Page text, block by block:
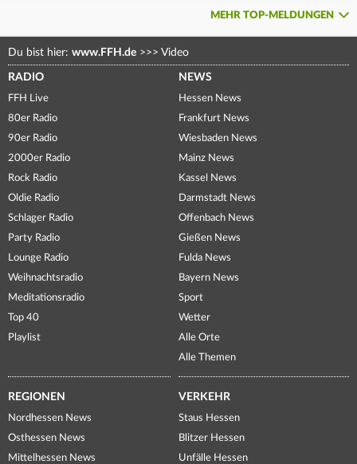
MEHR TOP-MELDUNGEN
Du bist hier: www.FFH.de >>> Video
RADIO
FFH Live
80er Radio
90er Radio
2000er Radio
Rock Radio
Oldie Radio
Schlager Radio
Party Radio
Lounge Radio
Weihnachtsradio
Meditationsradio
Top 40
Playlist
NEWS
Hessen News
Frankfurt News
Wiesbaden News
Mainz News
Kassel News
Darmstadt News
Offenbach News
Gießen News
Fulda News
Bayern News
Sport
Wetter
Alle Orte
Alle Themen
REGIONEN
Nordhessen News
Osthessen News
Mittelhessen News
VERKEHR
Staus Hessen
Blitzer Hessen
Unfälle Hessen